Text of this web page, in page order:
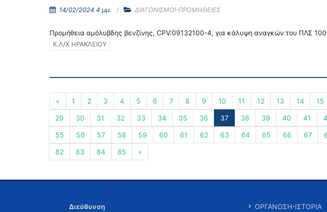
14/02/2024 4 μμ. ΔΙΑΓΩΝΙΣΜΟΙ-ΠΡΟΜΗΘΕΙΕΣ
Προμήθεια αμόλυβδης βενζίνης, CPV:09132100-4, για κάλυψη αναγκών του ΠΛΣ
Κ.Λ/Χ ΗΡΑΚΛΕΙΟΥ
« 1 2 3 4 5 6 7 8 9 10 11 12 13 14 15
29 30 31 32 33 34 35 36 37 38 39 40 41
55 56 57 58 59 60 61 62 63 64 65 66 67
82 83 84 85 »
Διεύθυνση
ΟΡΓΑΝΩΣΗ-ΙΣΤΟΡΙΑ